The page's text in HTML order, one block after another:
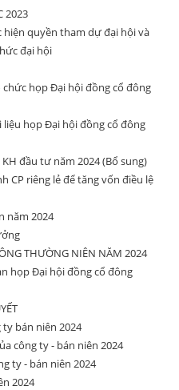
2023
quyền tham dự đại hội và
đại hội
họp Đại hội đồng cổ đông
liệu họp Đại hội đồng cổ đông
đầu tư năm 2024 (Bổ sung)
CP riêng lẻ để tăng vốn điều lệ
năm 2024
THƯỜNG NIÊN NĂM 2024
họp Đại hội đồng cổ đông
bán niên 2024
công ty - bán niên 2024
ty - bán niên 2024
2024